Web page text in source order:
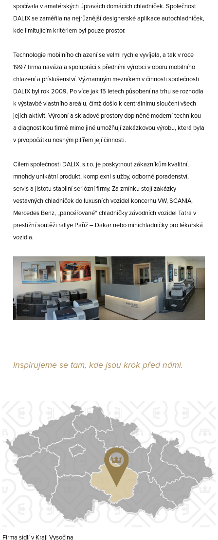
spočívala v amatérských úpravách domácích chladniček. Společnost
DALIX se zaměřila na nejrůznější designerské aplikace autochladniček,
kde limitujícím kritériem byl pouze prostor.
Technologie mobilního chlazení se velmi rychle vyvíjela, a tak v roce
1997 firma navázala spolupráci s předními výrobci v oboru mobilního
chlazení a příslušenství. Významným mezníkem v činnosti společnosti
DALIX byl rok 2009. Po více jak 15 letech působení na trhu se rozhodla
k výstavbě vlastního areálu, čímž došlo k centrálnímu sloučení všech
jejích aktivit. Výrobní a skladové prostory doplněné moderní technikou
a diagnostikou firmě mimo jiné umožňují zakázkovou výrobu, která byla
v prvopočátku nosným pilířem její činnosti.
Cílem společnosti DALIX, s.r.o. je poskytnout zákazníkům kvalitní,
mnohdy unikátní produkt, komplexní služby, odborné poradenství,
servis a jistotu stabilní seriózní firmy. Za zmínku stojí zakázky
vestavných chladniček do luxusních vozidel koncernu VW, SCANIA,
Mercedes Benz, „pancéřované“ chladničky závodních vozidel Tatra v
prestižní soutěži rallye Paříž – Dakar nebo minichladničky pro lékařská
vozidla.
Inspirujeme se tam, kde jsou krok před námi.
Firma sídlí v Kraji Vysočina